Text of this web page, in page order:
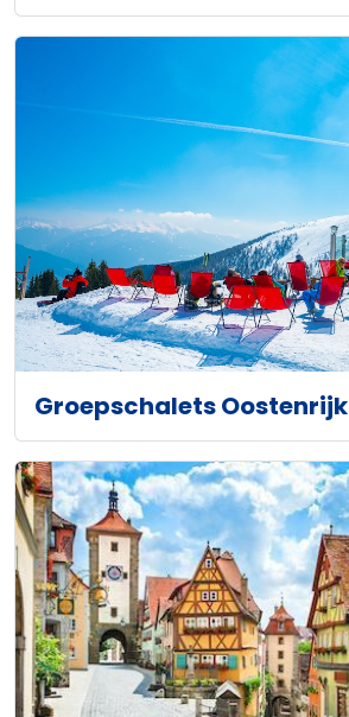
Groepschalets Oostenrijk